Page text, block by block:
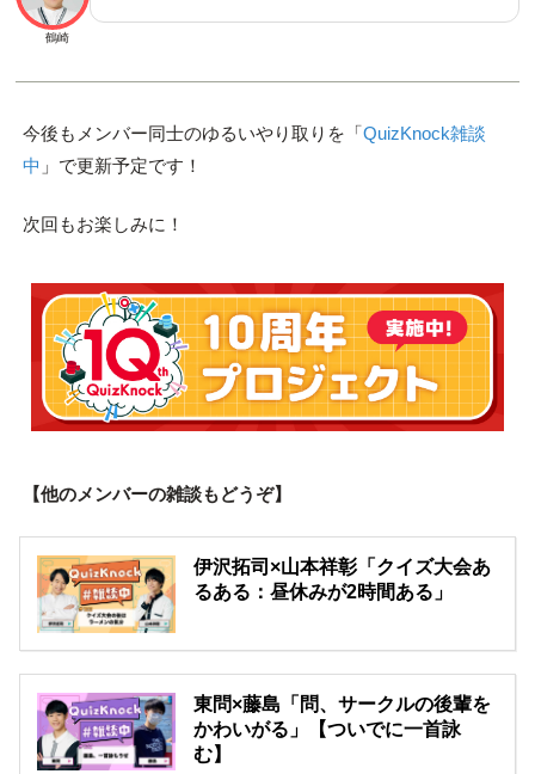
鶴崎
今後もメンバー同士のゆるいやり取りを「QuizKnock雑談
中 」で更新予定です！
次回もお楽しみに！
【他のメンバーの雑談もどうぞ】
伊沢拓司×山本祥彰「クイズ大会あ
るある：昼休みが2時間ある」
東問×藤島「問、サークルの後輩を
かわいがる」【ついでに一首詠
む】